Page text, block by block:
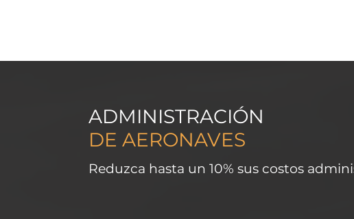
ADMINISTRACIÓN
DE AERONAVES
Reduzca hasta un 10% sus costos